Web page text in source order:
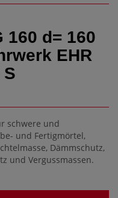
160 d= 160
EHR
S
schwere und
und Fertigmörtel,
Dämmschutz,
und Vergussmassen.